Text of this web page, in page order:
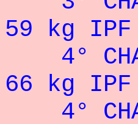
59 kg
4°
66 kg
4°